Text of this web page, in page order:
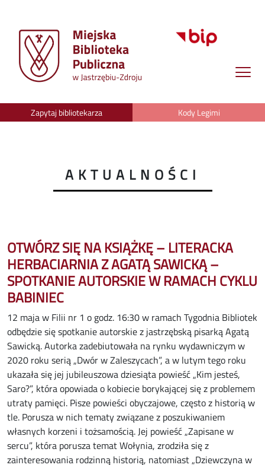
Zapytaj bibliotekarza Kody Legimi
AKTUALNOŚCI
OTWÓRZ SIĘ NA KSIĄŻKĘ – LITERACKA
HERBACIARNIA Z AGATĄ SAWICKĄ –
SPOTKANIE AUTORSKIE W RAMACH CYKLU
BABINIEC
12 maja w Filii nr 1 o godz. 16:30 w ramach Tygodnia Bibliotek
odbędzie się spotkanie autorskie z jastrzębską pisarką Agatą
Sawicką. Autorka zadebiutowała na rynku wydawniczym w
2020 roku serią „Dwór w Zaleszycach”, a w lutym tego roku
ukazała się jej jubileuszowa dziesiąta powieść „Kim jesteś,
Saro?”, która opowiada o kobiecie borykającej się z problemem
utraty pamięci. Pisze powieści obyczajowe, często z historią w
tle. Porusza w nich tematy związane z poszukiwaniem
własnych korzeni i tożsamością. Jej powieść „Zapisane w
sercu”, która porusza temat Wołynia, zrodziła się z
zainteresowania rodzinną historią, natomiast „Dziewczyna w